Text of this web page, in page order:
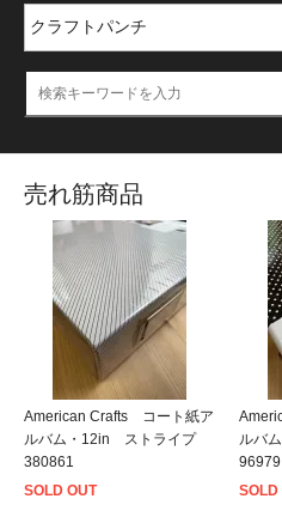
売れ筋商品
American Crafts コート紙ア
ルバム・12in ストライプ
380861
SOLD OUT
ルバ
96979
SOLD